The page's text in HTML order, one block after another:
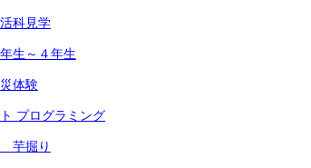
科見学
生～４年生
体験
プログラミング
芋掘り